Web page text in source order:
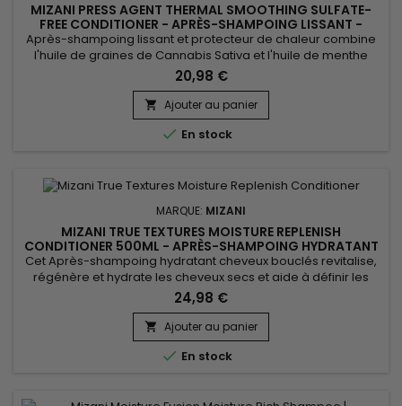
MIZANI PRESS AGENT THERMAL SMOOTHING SULFATE-
FREE CONDITIONER - APRÈS-SHAMPOING LISSANT -
250ML
Après-shampoing lissant et protecteur de chaleur combine
l'huile de graines de Cannabis Sativa et l'huile de menthe
poivrée pour un soin capillaire revitalisant. Il protège contre
les dommages thermiques lors du coiffage, tout en lissant les
cheveux et en réduisant les frisottis. L'huile de Cannabis
Sativa offre une hydratation intense sans alourdir,...
20,98 €
 Ajouter au panier
 En stock
MARQUE: MIZANI
MIZANI TRUE TEXTURES MOISTURE REPLENISH
CONDITIONER 500ML - APRÈS-SHAMPOING HYDRATANT
Cet Après-shampoing hydratant cheveux bouclés revitalise,
régénère et hydrate les cheveux secs et aide à définir les
boucles. Mizani True Textures Moisture Replenish Conditioner.
Sans sulfates, sans silicones, sans parabène Mizani True
Textures Moisture Replenish Conditioner hydrate
efficacement les cheveux fragiles et secs, réduit les pointes
fourchues...
24,98 €
 Ajouter au panier
 En stock